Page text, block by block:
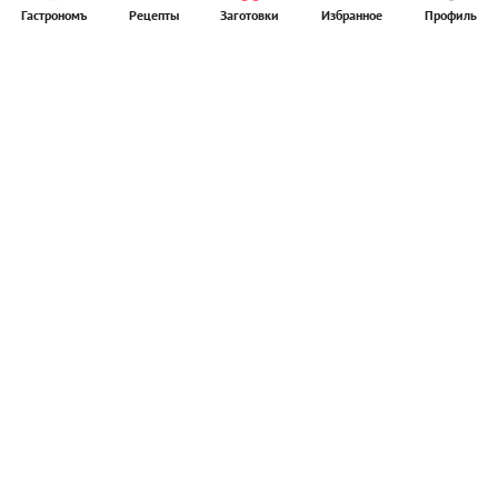
Гастрономъ Рецепты Заготовки Избранное Профиль